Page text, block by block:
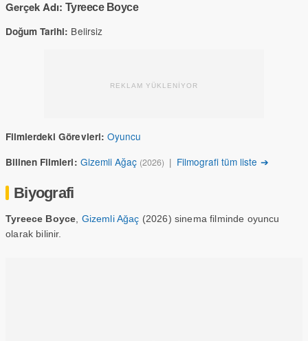
Gerçek Adı: Tyreece Boyce
Doğum Tarihi: Belirsiz
REKLAM YÜKLENİYOR
Filmlerdeki Görevleri: Oyuncu
Bilinen Filmleri: Gizemli Ağaç (2026) | Filmografi tüm liste ➔
Biyografi
Tyreece Boyce Gizemli Ağaç (2026) sinema filminde oyuncu
olarak bilinir.